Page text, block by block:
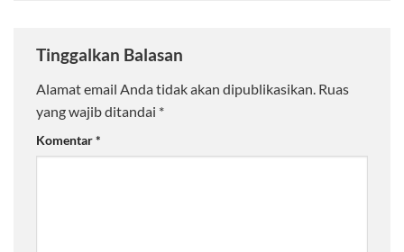
Tinggalkan Balasan
Alamat email Anda tidak akan dipublikasikan. Ruas
yang wajib ditandai *
Komentar*